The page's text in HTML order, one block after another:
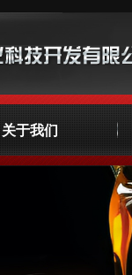
关于我们